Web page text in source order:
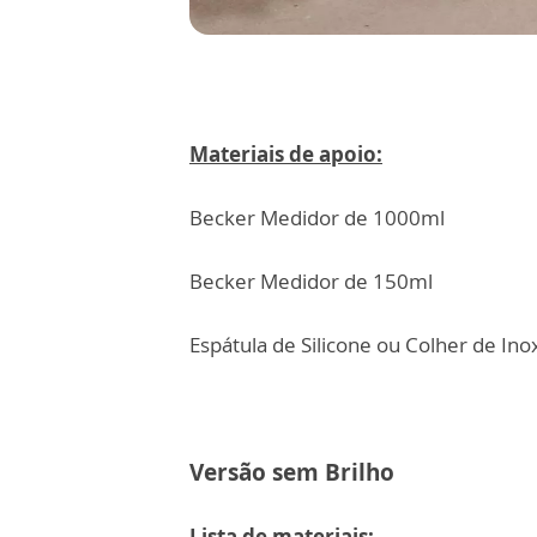
Materiais de apoio:
Becker Medidor de 1000ml
Becker Medidor de 150ml
Espátula de Silicone ou Colher de
Versão sem Brilho